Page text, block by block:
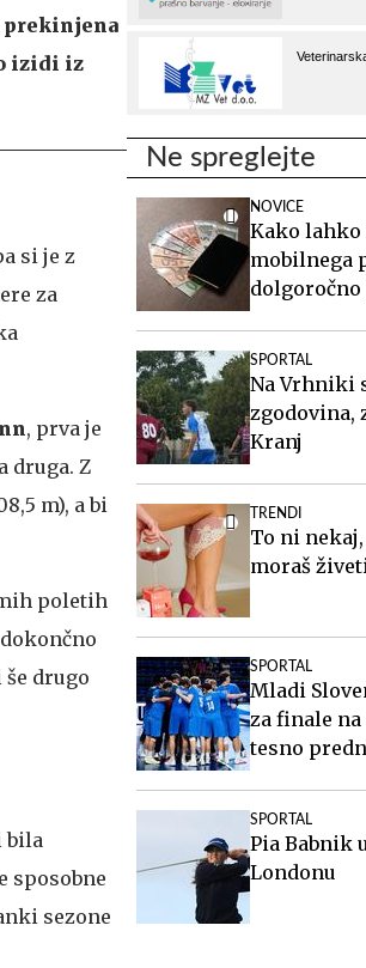
prekinjena
izidi iz
si je z
za
, prva je
druga. Z
m), a bi
poletih
drugo
bila
sposobne
sezone
Ne spreglejte
NOVICE
Kako
mobilnega
SPORTAL
Na Vrhniki
zgodovina,
Kranj
TRENDI
To ni
moraš
SPORTAL
Mladi
za finale
tesno
SPORTAL
Pia Babnik
Londonu